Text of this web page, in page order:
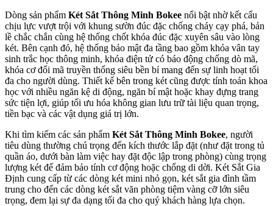
Dòng sản phẩm Két Sắt Thông Minh Bokee nổi bật nhờ kết cấu
chịu lực vượt trội với khung sườn đúc đặc chống cháy cạy phá, bản
lề chắc chắn cùng hệ thống chốt khóa đúc đặc xuyên sâu vào lòng
két. Bên cạnh đó, hệ thống bảo mật đa tầng bao gồm khóa vân tay
sinh trắc học thông minh, khóa điện tử có báo động chống dò mã,
khóa cơ đổi mã truyền thống siêu bền bỉ mang đến sự linh hoạt tối
đa cho người dùng. Thiết kế bên trong két cũng được tính toán khoa
học với nhiều ngăn kệ di động, ngăn bí mật hoặc khay đựng trang
sức tiện lợi, giúp tối ưu hóa không gian lưu trữ tài liệu quan trọng,
tiền bạc và các vật dụng giá trị lớn.
Khi tìm kiếm các sản phẩm Két Sắt Thông Minh Bokee, người
tiêu dùng thường chú trọng đến kích thước lắp đặt (như đặt trong tủ
quần áo, dưới bàn làm việc hay đặt độc lập trong phòng) cùng trọng
lượng két để đảm bảo tính cơ động hoặc chống di dời. Két Sắt Gia
Định cung cấp từ các dòng két mini nhỏ gọn, két sắt gia đình tầm
trung cho đến các dòng két sắt văn phòng tiệm vàng cỡ lớn siêu
trọng, đem lại sự đa dạng tối đa cho quý khách hàng lựa chọn.